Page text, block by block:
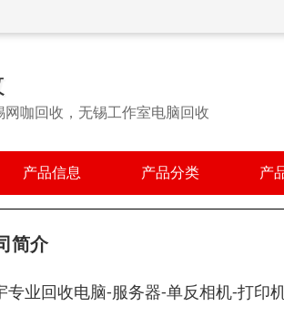
咖回收，无锡工作室电脑回收
产品信息 产品分类 产
简介
专业回收电脑-服务器-单反相机-打印